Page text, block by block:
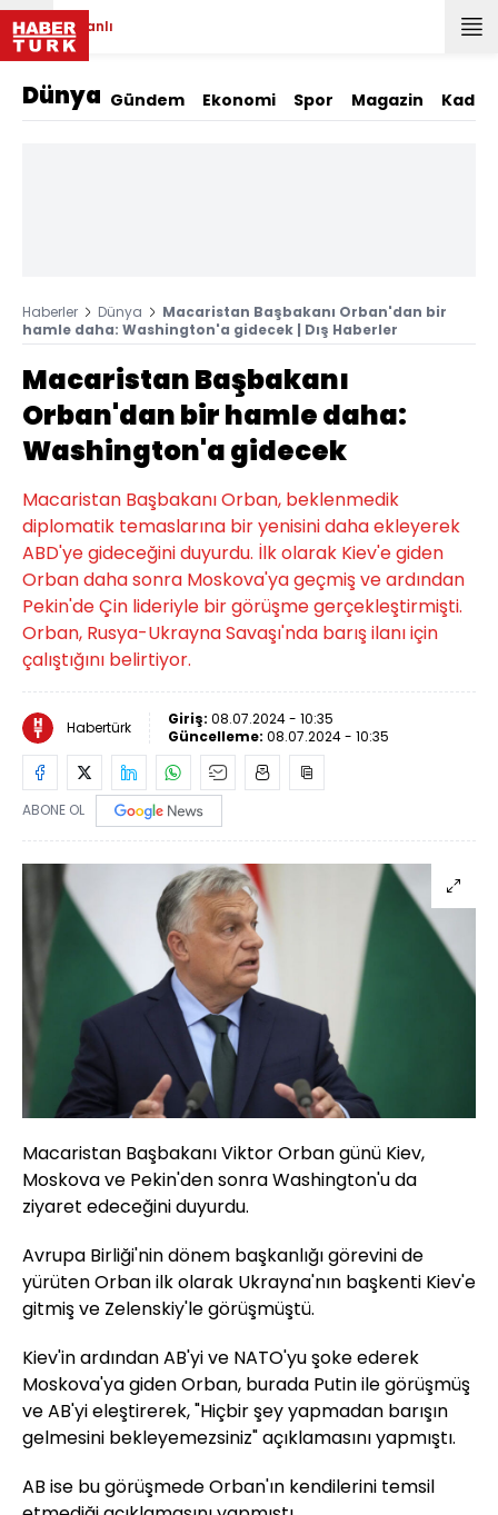
Canlı
Dünya Gündem Ekonomi Spor Magazin Kadın
Haberler Dünya
Macaristan Başbakanı Orban'dan bir
hamle daha: Washington'a gidecek | Dış Haberler
Macaristan Başbakanı
Orban'dan bir hamle daha:
Washington'a gidecek
Macaristan Başbakanı Orban, beklenmedik
diplomatik temaslarına bir yenisini daha ekleyerek
ABD'ye gideceğini duyurdu. İlk olarak Kiev'e giden
Orban daha sonra Moskova'ya geçmiş ve ardından
Pekin'de Çin lideriyle bir görüşme gerçekleştirmişti.
Orban, Rusya-Ukrayna Savaşı'nda barış ilanı için
çalıştığını belirtiyor.
Habertürk Giriş: 08.07.2024 - 10:35
Güncelleme: 08.07.2024 - 10:35
ABONE OL
Macaristan Başbakanı Viktor Orban günü Kiev,
Moskova ve Pekin'den sonra Washington'u da
ziyaret edeceğini duyurdu.
Avrupa Birliği'nin dönem başkanlığı görevini de
yürüten Orban ilk olarak Ukrayna'nın başkenti Kiev'e
gitmiş ve Zelenskiy'le görüşmüştü.
Kiev'in ardından AB'yi ve NATO'yu şoke ederek
Moskova'ya giden Orban, burada Putin ile görüşmüş
ve AB'yi eleştirerek, "Hiçbir şey yapmadan barışın
gelmesini bekleyemezsiniz" açıklamasını yapmıştı.
AB ise bu görüşmede Orban'ın kendilerini temsil